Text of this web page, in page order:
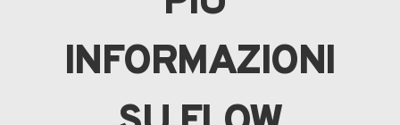
INFORMAZIONI